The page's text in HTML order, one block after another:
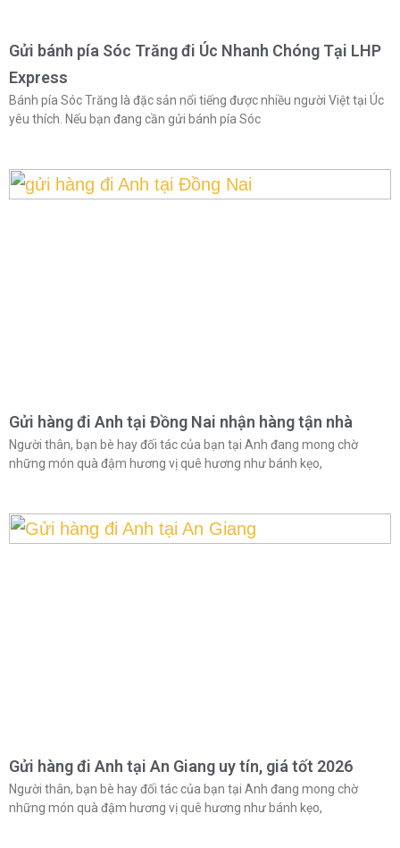
Gửi bánh pía Sóc Trăng đi Úc Nhanh Chóng Tại LHP
Express
Bánh pía Sóc Trăng là đặc sản nổi tiếng được nhiều người Việt tại Úc
yêu thích. Nếu bạn đang cần gửi bánh pía Sóc
Gửi hàng đi Anh tại Đồng Nai nhận hàng tận nhà
Người thân, bạn bè hay đối tác của bạn tại Anh đang mong chờ
những món quà đậm hương vị quê hương như bánh kẹo,
Gửi hàng đi Anh tại An Giang uy tín, giá tốt 2026
Người thân, bạn bè hay đối tác của bạn tại Anh đang mong chờ
những món quà đậm hương vị quê hương như bánh kẹo,